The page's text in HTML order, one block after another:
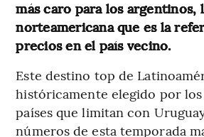
más caro para los argentinos,
norteamericana que es la
precios en el país vecino.
Este destino top de
históricamente elegido por
países que limitan con
números de esta temporada